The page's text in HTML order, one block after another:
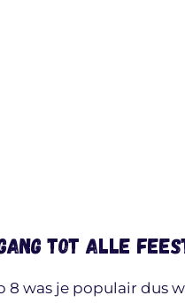
tot alle
8 was je populair dus